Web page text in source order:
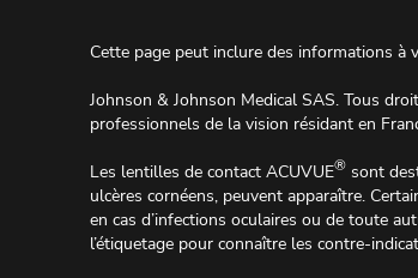
Cette page peut inclure des informations à
Johnson & Johnson Medical SAS. Tous
professionnels de la vision résidant en
Les lentilles de contact ACUVUE® sont
ulcères cornéens, peuvent apparaître.
en cas d’infections oculaires ou de toute
l’étiquetage pour connaître les contre-